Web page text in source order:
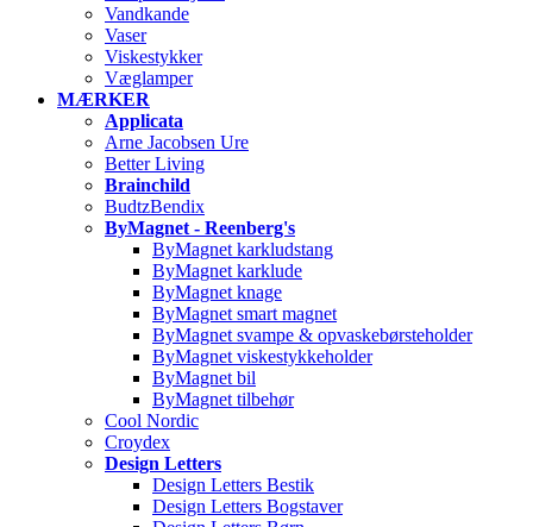
Vandkande
Vaser
Viskestykker
Væglamper
MÆRKER
Applicata
Arne Jacobsen Ure
Better Living
Brainchild
BudtzBendix
ByMagnet - Reenberg's
ByMagnet karkludstang
ByMagnet karklude
ByMagnet knage
ByMagnet smart magnet
ByMagnet svampe & opvaskebørsteholder
ByMagnet viskestykkeholder
ByMagnet bil
ByMagnet tilbehør
Cool Nordic
Croydex
Design Letters
Design Letters Bestik
Design Letters Bogstaver